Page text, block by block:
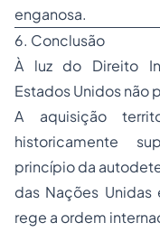
enganosa.
6. Conclusão
À luz do Direito
Estados Unidos não
A aquisição
historicamente
princípio da
das Nações
rege a ordem